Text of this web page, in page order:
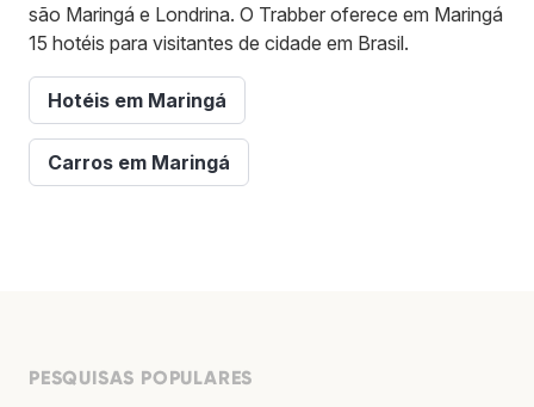
são Maringá e Londrina. O Trabber oferece em Maringá
15 hotéis para visitantes de cidade em Brasil.
Hotéis em Maringá
Carros em Maringá
PESQUISAS POPULARES